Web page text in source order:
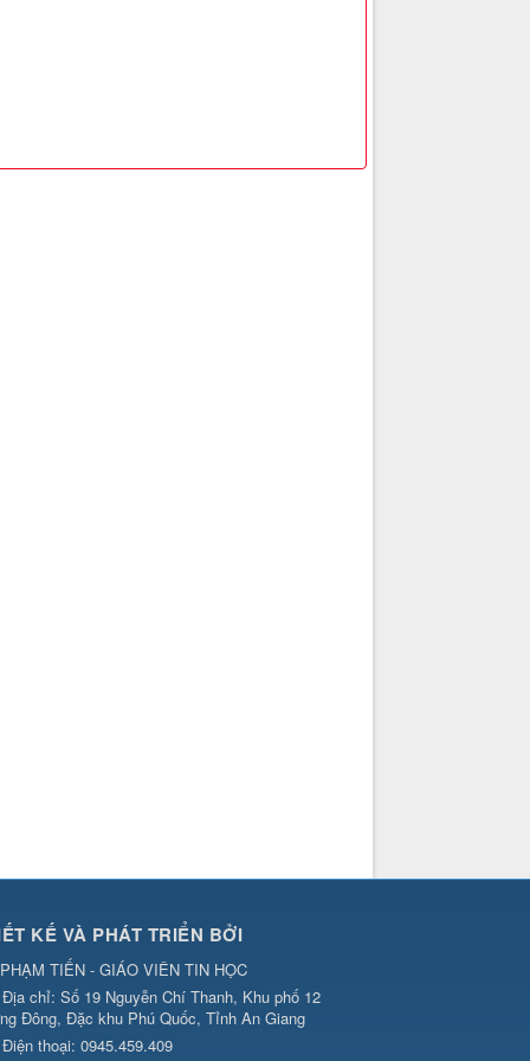
KẾ VÀ PHÁT TRIỂN BỞI
TIẾN - GIÁO VIÊN TIN HỌC
Địa chỉ: Số 19 Nguyễn Chí Thanh, Khu phố 12
Đông, Đặc khu Phú Quốc, Tỉnh An Giang
Điện thoại: 0945.459.409